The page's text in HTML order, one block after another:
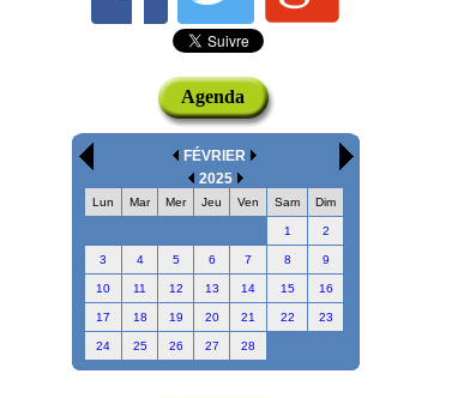
Agenda
FÉVRIER
2025
Lun Mar Mer Jeu Ven Sam Dim
1 2
3 4 5 6 7 8 9
10 11 12 13 14 15 16
17 18 19 20 21 22 23
24 25 26 27 28